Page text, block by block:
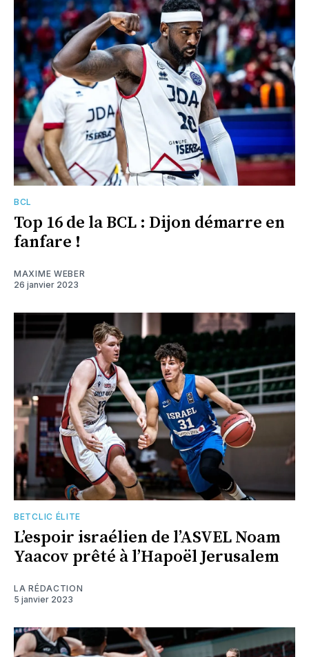
BCL
Top 16 de la BCL : Dijon démarre en
fanfare !
MAXIME WEBER
26 janvier 2023
BETCLIC ÉLITE
L’espoir israélien de l’ASVEL Noam
Yaacov prêté à l’Hapoël Jerusalem
LA RÉDACTION
5 janvier 2023